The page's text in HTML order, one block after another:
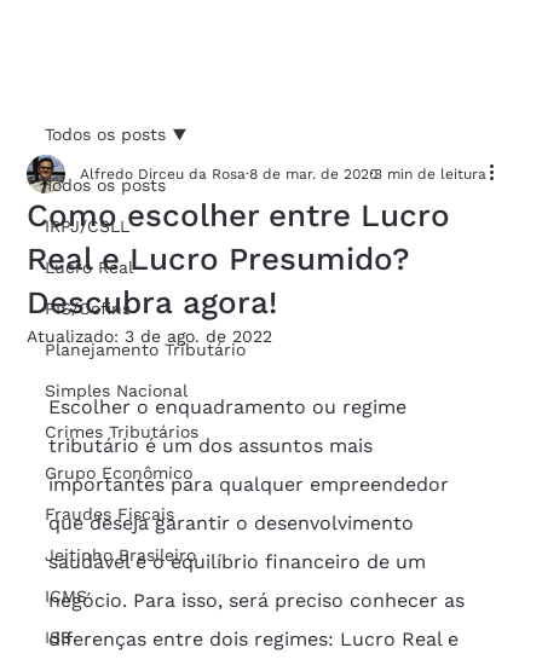
Todos os posts
IRPJ/CSLL
Lucro Real
PIS/Cofins
Planejamento Tributário
Simples Nacional
Crimes Tributários
Grupo Econômico
Fraudes Fiscais
Jeitinho Brasileiro
ICMS
ISS
Todos os posts
Como escolher entre Lucro
Real e Lucro Presumido?
Descubra agora!
Alfredo Dirceu da Rosa 8 de mar. de 20203 min de leitura
Atualizado:3 de ago. de 2022
Escolher o enquadramento ou regime
tributário é um dos assuntos mais
importantes para qualquer empreendedor
que deseja garantir o desenvolvimento
saudável e o equilíbrio financeiro de um
negócio. Para isso, será preciso conhecer as
diferenças entre dois regimes: Lucro Real e